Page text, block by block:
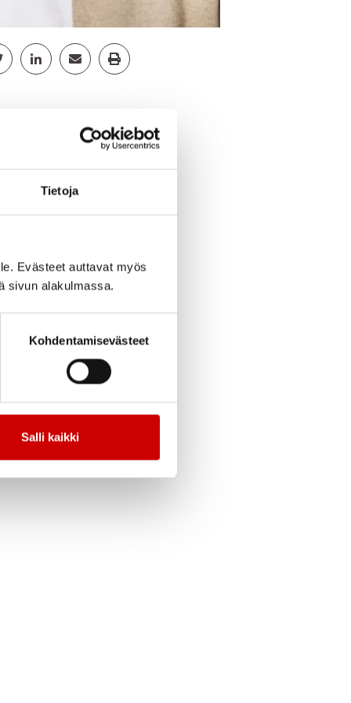
Tietoja
Evästeet auttavat myös
sivun alakulmassa.
Kohdentamisevästeet
Salli kaikki
TwitterJaa LinkedinJaa EmailJaa Print
meille